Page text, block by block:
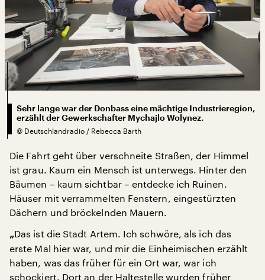
Sehr lange war der Donbass eine mächtige Industrieregion,
erzählt der Gewerkschafter Mychajlo Wolynez.
© Deutschlandradio / Rebecca Barth
Die Fahrt geht über verschneite Straßen, der Himmel
ist grau. Kaum ein Mensch ist unterwegs. Hinter den
Bäumen – kaum sichtbar – entdecke ich Ruinen.
Häuser mit verrammelten Fenstern, eingestürzten
Dächern und bröckelnden Mauern.
„Das ist die Stadt Artem. Ich schwöre, als ich das
erste Mal hier war, und mir die Einheimischen erzählt
haben, was das früher für ein Ort war, war ich
schockiert. Dort an der Haltestelle wurden früher